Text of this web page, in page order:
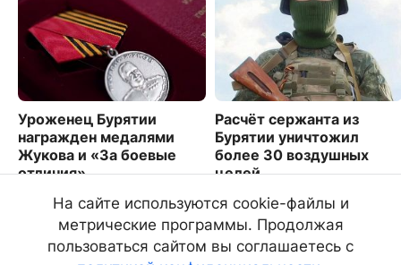
Уроженец Бурятии
награжден медалями
Жукова и «За боевые
отличия»
2579
Расчёт сержанта из
Бурятии уничтожил
более 30 воздушных
целей
5890
На сайте используются cookie-файлы и
метрические программы. Продолжая
пользоваться сайтом вы соглашаетесь с